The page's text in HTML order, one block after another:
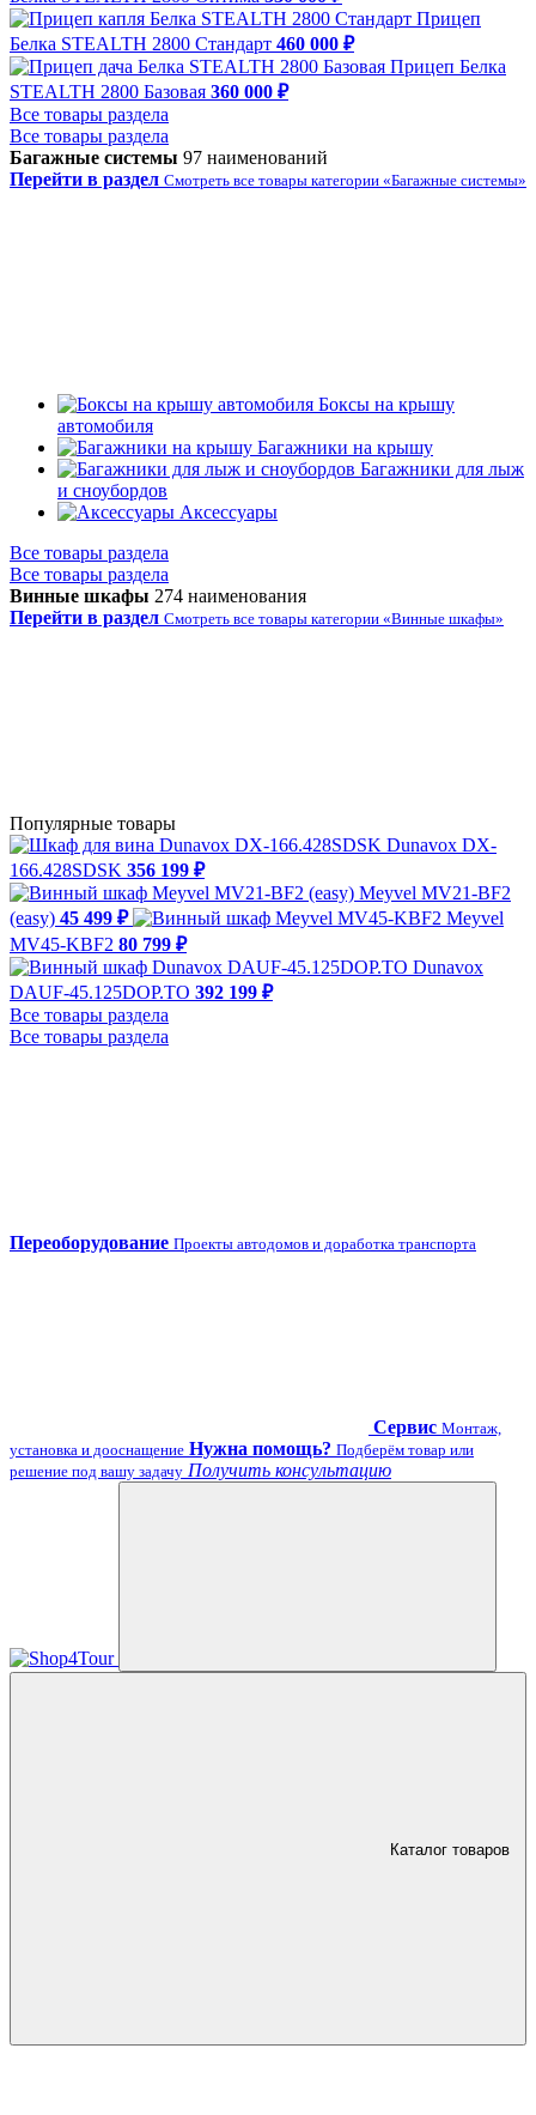
Прицеп
Белка STEALTH 2800 Стандарт 460 000 ₽
Прицеп Белка
STEALTH 2800 Базовая 360 000 ₽
Все товары раздела
Все товары раздела
Багажные системы 97 наименований
Перейти в раздел Смотреть все товары категории «Багажные системы»
Боксы на крышу
автомобиля
Багажники на крышу
Багажники для лыж
и сноубордов
Аксессуары
Все товары раздела
Все товары раздела
Винные шкафы 274 наименования
Перейти в раздел Смотреть все товары категории «Винные шкафы»
Популярные товары
Dunavox DX-
166.428SDSK 356 199 ₽
Meyvel MV21-BF2
(easy) 45 499 ₽
Meyvel
MV45-KBF2 80 799 ₽
Dunavox
DAUF-45.125DOP.TO 392 199 ₽
Все товары раздела
Все товары раздела
Переоборудование Проекты автодомов и доработка транспорта
Сервис Монтаж,
установка и дооснащение Нужна помощь? Подберём товар или
решение под вашу задачу Получить консультацию
Каталог товаров